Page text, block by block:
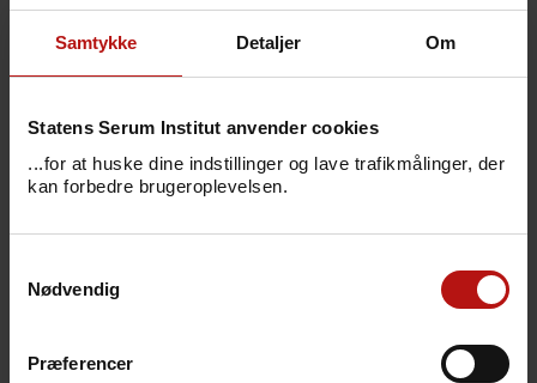
Samtykke Detaljer Om
Statens Serum Institut anvender cookies
...for at huske dine indstillinger og lave trafikmålinger, der
kan forbedre brugeroplevelsen.
Nødvendig
Præferencer
Bestillingskode
Svarkode
Pris
Henvendelse